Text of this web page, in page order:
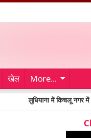
खेल More...
लुधियाना में किचलू नगर में 20 फुट